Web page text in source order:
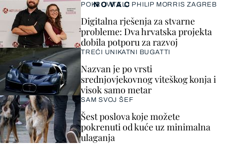
NOVAC
POKROVITELJ PHILIP MORRIS ZAGREB
Digitalna rješenja za stvarne
probleme: Dva hrvatska projekta
dobila potporu za razvoj
TREĆI UNIKATNI BUGATTI
Nazvan je po vrsti
srednjovjekovnog viteškog konja i
visok samo metar
SAM SVOJ ŠEF
Šest poslova koje možete
pokrenuti od kuće uz minimalna
ulaganja